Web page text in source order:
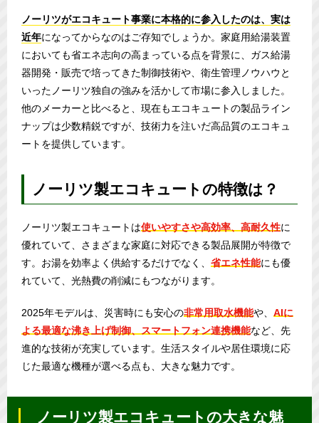
ノーリツがエコキュート事業に本格的に参入したのは、実は
近年になってからなのはご存知でしょうか。家庭用給湯装置
においても省エネ志向の高まっている点を背景に、ガス給湯
器開発・販売で培ってきた制御技術や、衛生管理ノウハウと
いったノーリツ独自の強みを活かして市場に参入しました。
他のメーカーと比べると、現在もエコキュートの製品ライン
ナップは少数精鋭ですが、技術力を注いだ高品質のエコキュ
ートを提供しています。
ノーリツ製エコキュートの特徴は？
ノーリツ製エコキュートは使いやすさや高効率、高耐久性に
優れていて、さまざまな家庭に対応できる製品展開が特徴で
す。お湯を効率よく供給するだけでなく、 省エネ性能にも優
れていて、光熱費の削減にもつながります。
2025年モデルは、災害時にも安心の非常用取水機能や、 AIに
よる最適な沸き上げ制御、スマートフォン連携機能など、先
進的な技術が充実しています。生活スタイルや居住環境に応
じた最適な機種が選べる点も、大きな魅力です。
ノーリツ製エコキュートの大きな魅